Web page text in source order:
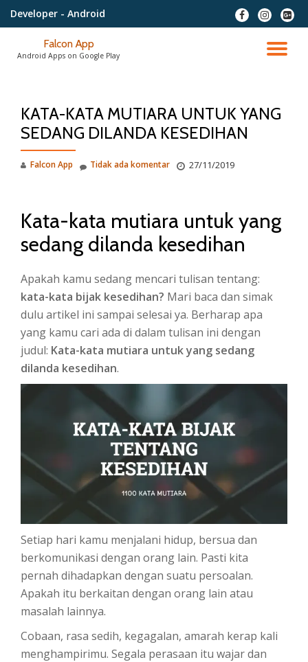
konten
Developer - Android
fa-
facebook
fa-
instagram
fa-
plus-
Falcon App
Android Apps on Google Play
KATA-KATA MUTIARA UNTUK YANG
SEDANG DILANDA KESEDIHAN
Falcon App 27/11/2019
Tidak ada komentar
Kata-kata mutiara untuk yang
sedang dilanda kesedihan
Apakah kamu sedang mencari tulisan tentang:
kata-kata bijak kesedihan? Mari baca dan simak
dulu artikel ini sampai selesai ya. Berharap apa
yang kamu cari ada di dalam tulisan ini dengan
judul: Kata-kata mutiara untuk yang sedang
dilanda kesedihan.
Setiap hari kamu menjalani hidup, bersua dan
berkomunikasi dengan orang lain. Pasti kita
pernah dihadapkan dengan suatu persoalan.
Apakah itu berkaitan dengan orang lain atau
masalah lainnya.
Cobaan, rasa sedih, kegagalan, amarah kerap kali
menghampirimu. Segala perasaan itu wajar dan